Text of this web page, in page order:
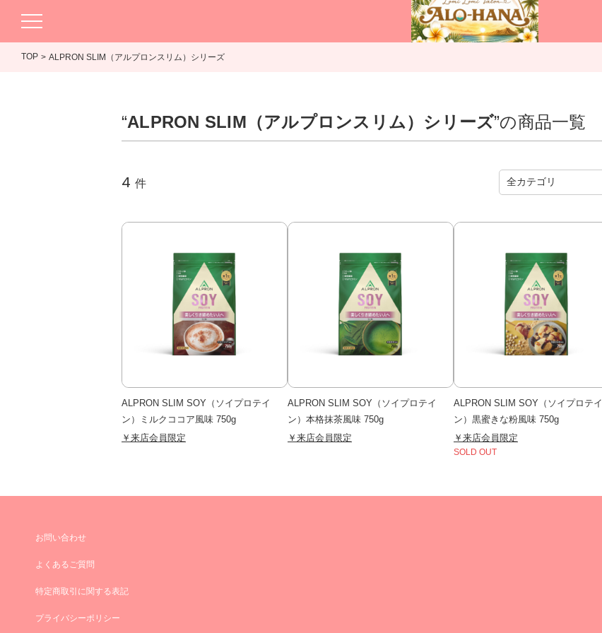
TOP ALPRON SLIM（アルプロンスリム）シリーズ
“ALPRON SLIM（アルプロンスリム）シリーズ”の商品一覧
4 件
ALPRON SLIM SOY（ソイプロテイ
ン）ミルクココア風味 750g
￥来店会員限定
ALPRON SLIM SOY（ソイプロテイ
ン）本格抹茶風味 750g
￥来店会員限定
ALPRON SLIM SOY（ソイプロテイ
ン）黒蜜きな粉風味 750g
￥来店会員限定
SOLD OUT
お問い合わせ
よくあるご質問
特定商取引に関する表記
プライバシーポリシー